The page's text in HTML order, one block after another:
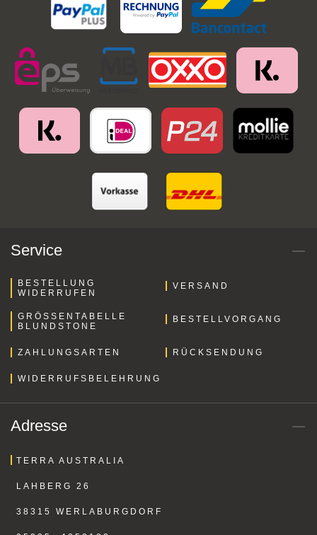
Service
BESTELLUNG
WIDERRUFEN
VERSAND
GRÖSSENTABELLE B
LUNDSTONE
BESTELLVORGANG
ZAHLUNGSARTEN RÜCKSENDUNG
WIDERRUFSBELEHRUNG
Adresse
TERRA AUSTRALIA
LAHBERG 26
38315 WERLABURGDORF